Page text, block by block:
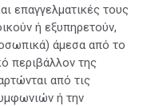
επαγγελματικές τους
ή εξυπηρετούν,
άμεσα από το
περιβάλλον της
από τις
ή την